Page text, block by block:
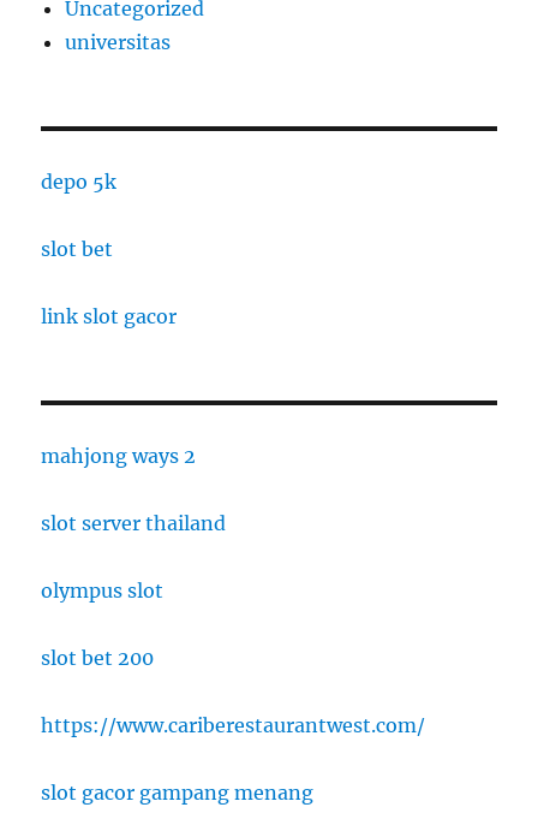
Uncategorized
universitas
depo 5k
slot bet
link slot gacor
mahjong ways 2
slot server thailand
olympus slot
slot bet 200
https://www.cariberestaurantwest.com/
slot gacor gampang menang